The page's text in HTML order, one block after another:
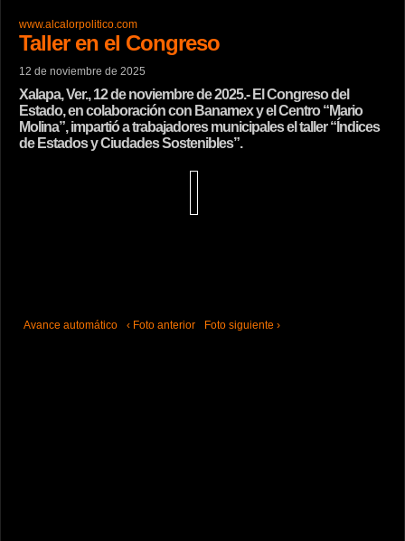
www.alcalorpolitico.com
Taller en el Congreso
12 de noviembre de 2025
Xalapa, Ver., 12 de noviembre de 2025.- El Congreso del
Estado, en colaboración con Banamex y el Centro “Mario
Molina”, impartió a trabajadores municipales el taller “Índices
de Estados y Ciudades Sostenibles”.
Avance automático ‹ Foto anterior Foto siguiente ›